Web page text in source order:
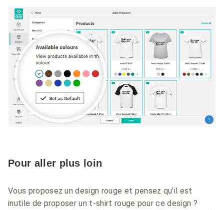
Pour aller plus loin
Vous proposez un design rouge et pensez qu’il est
inutile de proposer un t-shirt rouge pour ce design ?